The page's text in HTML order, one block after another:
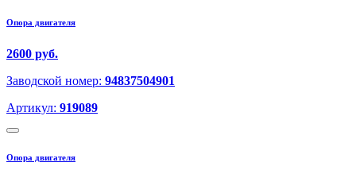
Опора двигателя
2600 руб.
Заводской номер: 94837504901
Артикул: 919089
Опора двигателя